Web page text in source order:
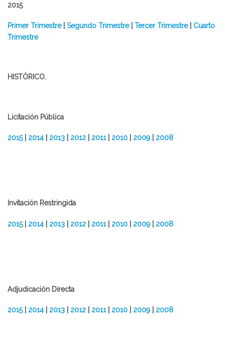
2015
Primer Trimestre| Segundo Trimestre| Tercer Trimestre| Cuarto
Trimestre
HISTÓRICO.
Licitación Pública
2015| 2014 2013 2012 2011| 2010 2009 2008
Invitación Restringida
2015| 2014 2013 2012 2011| 2010 2009 2008
Adjudicación Directa
2015| 2014 2013 2012 2011| 2010 2009 2008